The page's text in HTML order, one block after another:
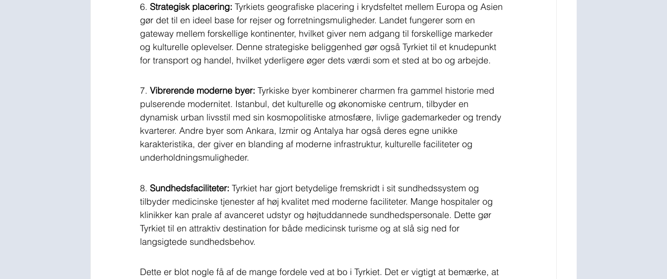
6. Strategisk placering: Tyrkiets geografiske placering i krydsfeltet mellem Europa og Asien
gør det til en ideel base for rejser og forretningsmuligheder. Landet fungerer som en
gateway mellem forskellige kontinenter, hvilket giver nem adgang til forskellige markeder
og kulturelle oplevelser. Denne strategiske beliggenhed gør også Tyrkiet til et knudepunkt
for transport og handel, hvilket yderligere øger dets værdi som et sted at bo og arbejde.
7. Vibrerende moderne byer: Tyrkiske byer kombinerer charmen fra gammel historie med
pulserende modernitet. Istanbul, det kulturelle og økonomiske centrum, tilbyder en
dynamisk urban livsstil med sin kosmopolitiske atmosfære, livlige gademarkeder og trendy
kvarterer. Andre byer som Ankara, Izmir og Antalya har også deres egne unikke
karakteristika, der giver en blanding af moderne infrastruktur, kulturelle faciliteter og
underholdningsmuligheder.
8. Sundhedsfaciliteter: Tyrkiet har gjort betydelige fremskridt i sit sundhedssystem og
tilbyder medicinske tjenester af høj kvalitet med moderne faciliteter. Mange hospitaler og
klinikker kan prale af avanceret udstyr og højtuddannede sundhedspersonale. Dette gør
Tyrkiet til en attraktiv destination for både medicinsk turisme og at slå sig ned for
langsigtede sundhedsbehov.
Dette er blot nogle få af de mange fordele ved at bo i Tyrkiet. Det er vigtigt at bemærke, at